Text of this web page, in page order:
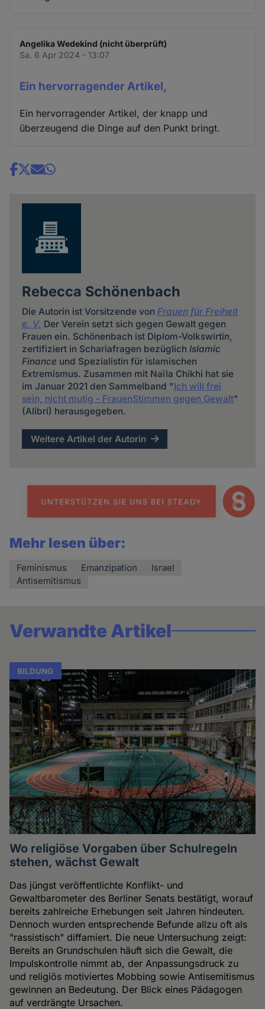
Angelika Wedekind (nicht überprüft)
Sa. 6 Apr 2024 - 13:07
Ein hervorragender Artikel,
Ein hervorragender Artikel, der knapp und
überzeugend die Dinge auf den Punkt bringt.
Share
Rebecca Schönenbach
Die Autorin ist Vorsitzende von Frauen für Freiheit
e. V. Der Verein setzt sich gegen Gewalt gegen
Frauen ein. Schönenbach ist Diplom-Volkswirtin,
zertifiziert in Schariafragen bezüglich Islamic
Finance und Spezialistin für islamischen
Extremismus. Zusammen mit Naïla Chikhi hat sie
im Januar 2021 den Sammelband "Ich will frei
sein, nicht mutig - FrauenStimmen gegen Gewalt"
(Alibri) herausgegeben.
Weitere Artikel der Autorin
Mehr lesen über:
Feminismus Emanzipation
Israel
Antisemitismus
Verwandte Artikel
BILDUNG
Wo religiöse Vorgaben über Schulregeln
stehen, wächst Gewalt
Das jüngst veröffentlichte Konflikt- und
Gewaltbarometer des Berliner Senats bestätigt, worauf
bereits zahlreiche Erhebungen seit Jahren hindeuten.
Dennoch wurden entsprechende Befunde allzu oft als
"rassistisch" diffamiert. Die neue Untersuchung zeigt:
Bereits an Grundschulen häuft sich die Gewalt, die
Impulskontrolle nimmt ab, der Anpassungsdruck zu
und religiös motiviertes Mobbing sowie Antisemitismus
gewinnen an Bedeutung. Der Blick eines Pädagogen
auf verdrängte Ursachen.